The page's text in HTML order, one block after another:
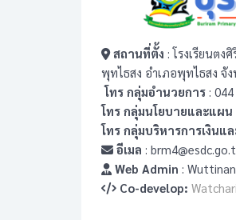
สถานที่ตั้ง : โรงเรียนตง
พุทไธสง อำเภอพุทไธสง จั
โทร กลุ่มอำนวยการ :
โทร กลุ่มนโยบายและแผน
โทร กลุ่มบริหารการเงินแ
อีเมล :
Web Admin :
Co-develop: